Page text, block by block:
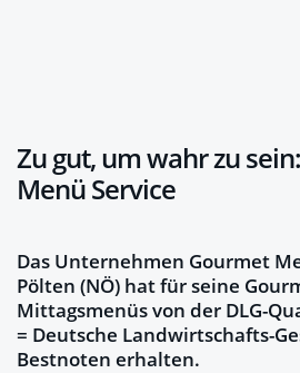
Zu gut, um wahr zu
Menü Service
Das Unternehmen Gourmet
Pölten (NÖ) hat für seine
Mittagsmenüs von der DLG-
= Deutsche Landwirtschafts-
Bestnoten erhalten.